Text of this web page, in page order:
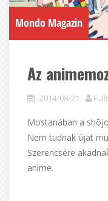
Mondo Magazin
Az
2014/08/21
Mostanában a
Nem tudnak újat
Szerencsére
anime.